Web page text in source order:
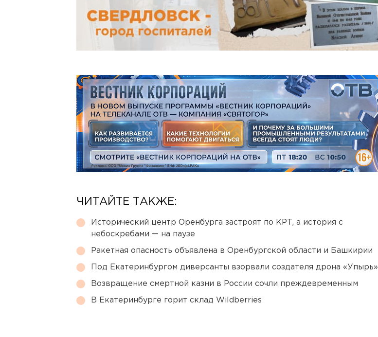
ЧИТАЙТЕ ТАКЖЕ:
Исторический центр Оренбурга застроят по КРТ, а история с
небоскребами — на паузе
Ракетная опасность объявлена в Оренбургской области и Башкирии
Под Екатеринбургом диверсанты взорвали создателя дрона «Упырь»
Возвращение смертной казни в России сочли преждевременным
В Екатеринбурге горит склад Wildberries